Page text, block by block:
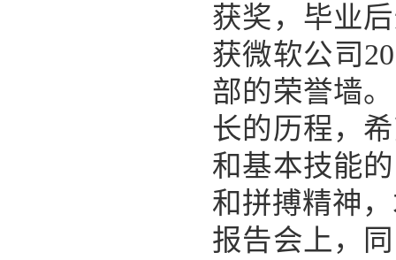
获奖，毕业
获微软公司
部的荣誉墙
长的历程，
和基本技能
和拼搏精神
报告会上，